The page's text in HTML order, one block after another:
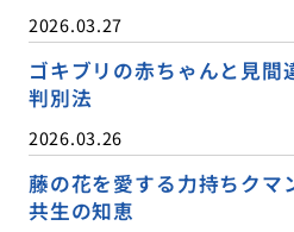
2026.03.27
ゴキブリの赤ちゃんと見間
判別法
2026.03.26
藤の花を愛する力持ちクマ
共生の知恵